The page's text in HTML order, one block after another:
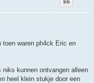
toen waren ph4ck Eric en
kunnen ontvangen alleen
heel klein stukje door een